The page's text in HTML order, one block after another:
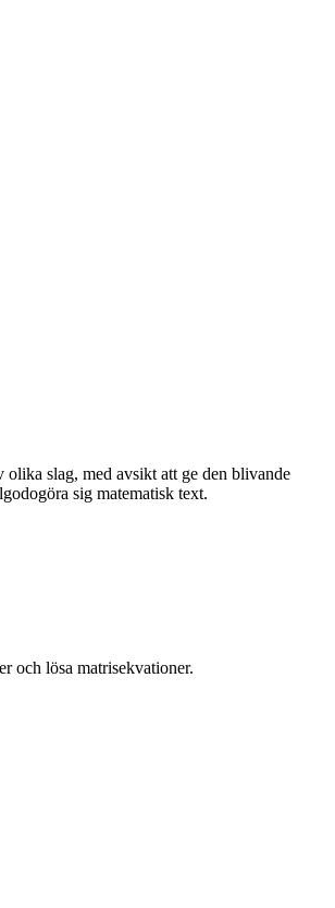
slag, med avsikt att ge den blivande
sig matematisk text.
och lösa matrisekvationer.